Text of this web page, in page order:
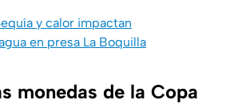
y calor impactan
en presa La Boquilla
monedas de la Copa